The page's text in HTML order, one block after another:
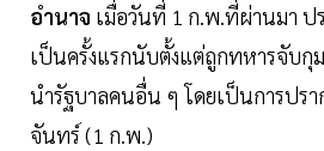
อำนาจ เมื่อวันที่ 1 ก.พ.ที่ผ่านมา ป
เป็นครั้งแรกนับตั้งแต่ถูกทหารจับ
นำรัฐบาลคนอื่น ๆ โดยเป็นการปร
จันทร์ (1 ก.พ.)